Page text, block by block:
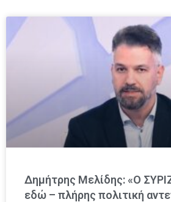
Δημήτρης Μελίδης: «Ο
εδώ – πλήρης πολιτική